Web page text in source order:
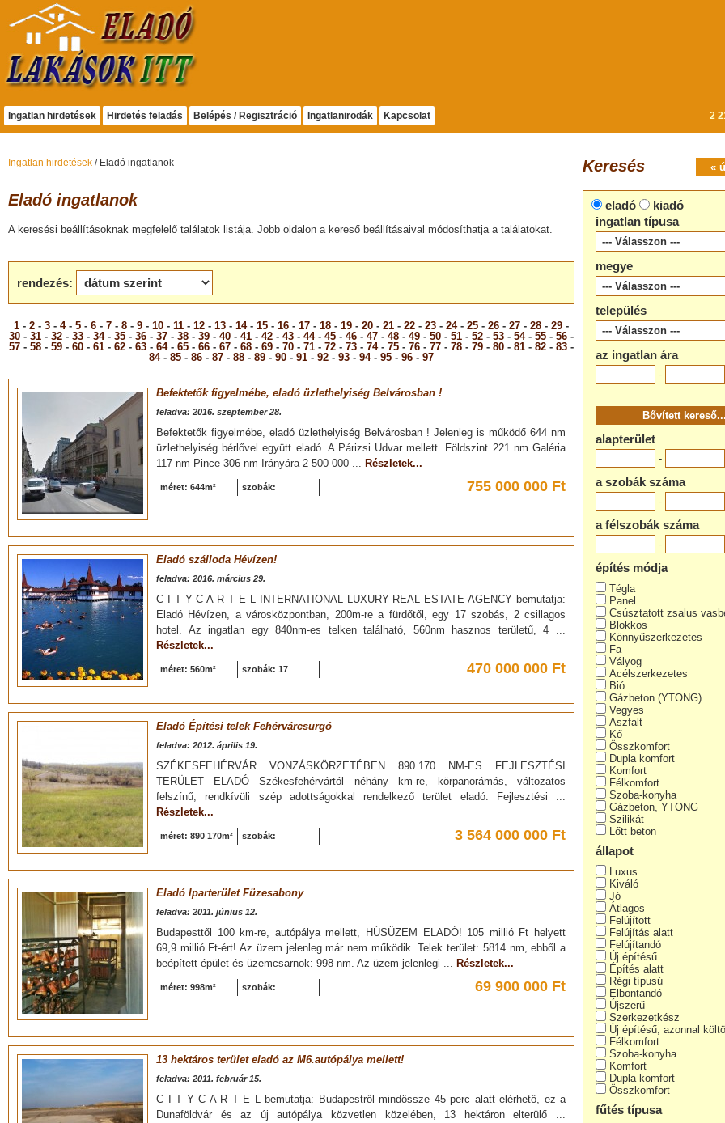
2
Ingatlan hirdetések Hirdetés feladás Belépés / Regisztráció Ingatlanirodák Kapcsolat
«
Keresés
eladó
kiadó
ingatlan típusa
megye
település
az ingatlan ára
-
alapterület
-
a szobák száma
-
a félszobák száma
-
építés módja
Tégla
Panel
Csúsztatott zsalus
Blokkos
Könnyűszerkezetes
Fa
Vályog
Acélszerkezetes
Bió
Gázbeton (YTONG)
Vegyes
Aszfalt
Kő
Összkomfort
Dupla komfort
Komfort
Félkomfort
Szoba-konyha
Gázbeton, YTONG
Szilikát
Lőtt beton
állapot
Luxus
Kiváló
Jó
Átlagos
Felújított
Felújítás alatt
Felújítandó
Új építésű
Építés alatt
Régi típusú
Elbontandó
Újszerű
Szerkezetkész
Új építésű, azonnal
Félkomfort
Szoba-konyha
Komfort
Dupla komfort
Összkomfort
fűtés típusa
Ingatlan hirdetések / Eladó ingatlanok
Eladó ingatlanok
A keresési beállításoknak megfelelő találatok listája. Jobb oldalon a kereső beállításaival módosíthatja a találatokat.
rendezés:
1 - 2 - 3 - 4- 5 - 6 - 7 - 8 - 9 - 10 - 11 - 12 - 13 - 14- 15 - 16 - 17 - 18 - 19 - 20 - 21 - 22 - 23 - 24- 25 - 26 - 27 - 28 - 29 -
30 - 31 - 32 - 33 - 34- 35 - 36 - 37 - 38 - 39 - 40 - 41 - 42 - 43 - 44- 45 - 46 - 47 - 48 - 49 - 50 - 51 - 52 - 53 - 54- 55 - 56 -
57 - 58 - 59 - 60 - 61 - 62 - 63 - 64- 65 - 66 - 67 - 68 - 69 - 70 - 71 - 72 - 73 - 74- 75 - 76 - 77 - 78 - 79 - 80 - 81 - 82 - 83 -
84- 85 - 86 - 87 - 88 - 89 - 90 - 91 - 92 - 93 - 94- 95 - 96 - 97
Befektetők figyelmébe, eladó üzlethelyiség Belvárosban !
feladva: 2016. szeptember 28.
Befektetők figyelmébe, eladó üzlethelyiség Belvárosban ! Jelenleg is működő 644 nm
üzlethelyiség bérlővel együtt eladó. A Párizsi Udvar mellett. Földszint 221 nm Galéria
117 nm Pince 306 nm Irányára 2 500 000 ... Részletek...
méret: 644m² szobák: 755 000 000 Ft
Eladó szálloda Hévízen!
feladva: 2016. március 29.
C I T Y C A R T E L INTERNATIONAL LUXURY REAL ESTATE AGENCY bemutatja:
Eladó Hévízen, a városközpontban, 200m-re a fürdőtől, egy 17 szobás, 2 csillagos
hotel. Az ingatlan egy 840nm-es telken található, 560nm hasznos területű, 4 ...
Részletek...
méret: 560m² szobák: 17 470 000 000 Ft
Eladó Építési telek Fehérvárcsurgó
feladva: 2012. április 19.
SZÉKESFEHÉRVÁR VONZÁSKÖRZETÉBEN 890.170 NM-ES FEJLESZTÉSI
TERÜLET ELADÓ Székesfehérvártól néhány km-re, körpanorámás, változatos
felszínű, rendkívüli szép adottságokkal rendelkező terület eladó. Fejlesztési ...
Részletek...
méret: 890 170m² szobák: 3 564 000 000 Ft
Eladó Iparterület Füzesabony
feladva: 2011. június 12.
Budapesttől 100 km-re, autópálya mellett, HÚSÜZEM ELADÓ! 105 millió Ft helyett
69,9 millió Ft-ért! Az üzem jelenleg már nem működik. Telek terület: 5814 nm, ebből a
beépített épület és üzemcsarnok: 998 nm. Az üzem jelenlegi ... Részletek...
méret: 998m² szobák: 69 900 000 Ft
13 hektáros terület eladó az M6.autópálya mellett!
feladva: 2011. február 15.
C I T Y C A R T E L bemutatja: Budapestről mindössze 45 perc alatt elérhető, ez a
Dunaföldvár és az új autópálya közvetlen közelében, 13 hektáron elterülő ...